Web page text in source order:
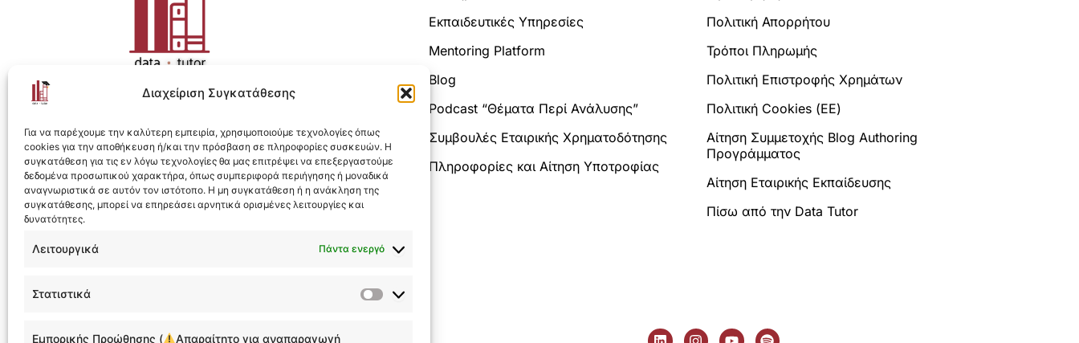
Διαχείριση Συγκατάθεσης
Για να παρέχουμε την καλύτερη εμπειρία, χρησιμοποιούμε τεχνολογίες όπως
cookies για την αποθήκευση ή/και την πρόσβαση σε πληροφορίες συσκευών. Η
συγκατάθεση για τις εν λόγω τεχνολογίες θα μας επιτρέψει να επεξεργαστούμε
δεδομένα προσωπικού χαρακτήρα, όπως συμπεριφορά περιήγησης ή μοναδικά
αναγνωριστικά σε αυτόν τον ιστότοπο. Η μη συγκατάθεση ή η ανάκληση της
συγκατάθεσης, μπορεί να επηρεάσει αρνητικά ορισμένες λειτουργίες και
δυνατότητες.
Λειτουργικά Πάντα ενεργό
Στατιστικά
Στατιστικά
Εμπορικής Προώθησης ( Απαραίτητο για αναπαραγωγή
Η ολοκληρωμένη e-learning λύση για Data Analytics.
Designed & Developed byFlare
Εκπαιδευτικές Υπηρεσίες
Mentoring Platform
Blog
Podcast “Θέματα Περί Ανάλυσης”
Συμβουλές Εταιρικής Χρηματοδότησης
Πληροφορίες και Αίτηση Υποτροφίας
Πολιτική Απορρήτου
Τρόποι Πληρωμής
Πολιτική Επιστροφής Χρημάτων
Πολιτική Cookies (ΕΕ)
Αίτηση Συμμετοχής Blog Authoring
Προγράμματος
Αίτηση Εταιρικής Εκπαίδευσης
Πίσω από την Data Tutor
ask@datatutor.gr
L
I
Y
S